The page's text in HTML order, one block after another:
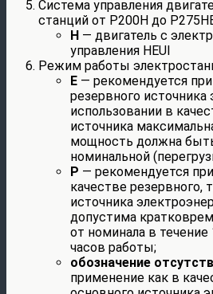
Система управления
станций от P200H до
Н — двигатель с
управления HEUI
Режим работы
E — рекомендуется
резервного источника
использовании в
источника
мощность должна
номинальной
P — рекомендуется
качестве резервного,
источника
допустима
от номинала в
часов работы;
обозначение
применение как в